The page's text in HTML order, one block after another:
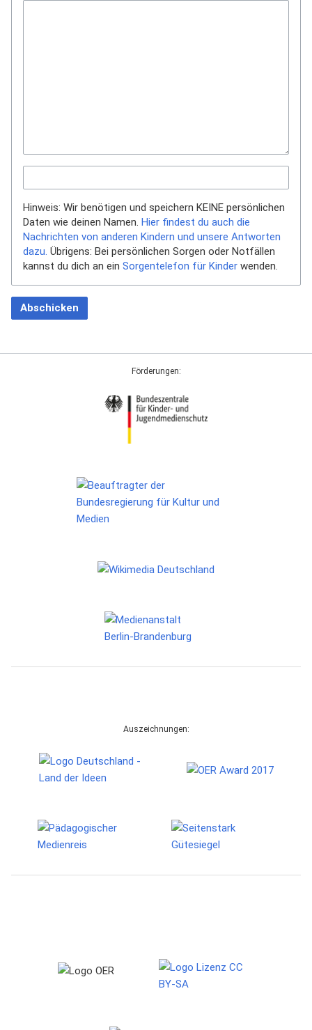
Hinweis: Wir benötigen und speichern KEINE persönlichen
Daten wie deinen Namen. Hier findest du auch die
Nachrichten von anderen Kindern und unsere Antworten
dazu. Übrigens: Bei persönlichen Sorgen oder Notfällen
kannst du dich an ein Sorgentelefon für Kinder wenden.
Abschicken
Förderungen:
Auszeichnungen: